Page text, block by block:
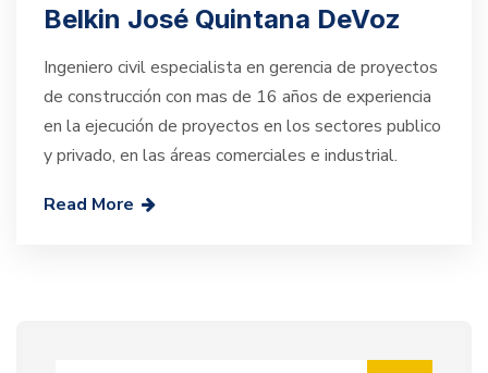
Belkin José Quintana DeVoz
Ingeniero civil especialista en gerencia de proyectos
de construcción con mas de 16 años de experiencia
en la ejecución de proyectos en los sectores publico
y privado, en las áreas comerciales e industrial.
Read More